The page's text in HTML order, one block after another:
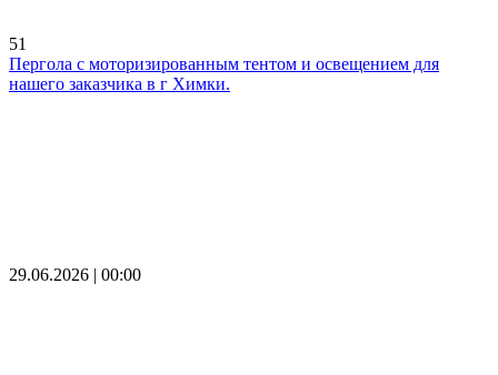
51
Пергола с моторизированным тентом и освещением для
нашего заказчика в г Химки.
29.06.2026 | 00:00